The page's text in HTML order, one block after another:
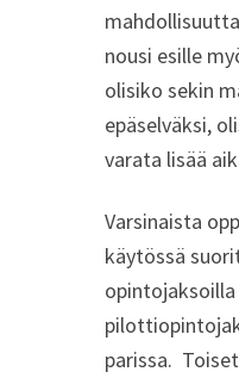
nousi esille
olisiko sekin
epäselväksi,
varata lisää
Varsinaista
käytössä
parissa.